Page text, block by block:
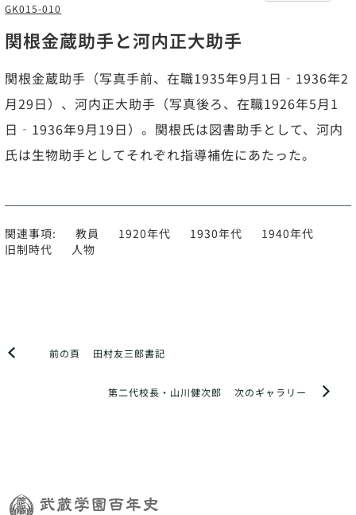
GK015-010
関根金蔵助手と河内正大助手
関根金蔵助手（写真手前、在職1935年9月1日‐1936年2
月29日）、河内正大助手（写真後ろ、在職1926年5月1
日‐1936年9月19日）。関根氏は図書助手として、河内
氏は生物助手としてそれぞれ指導補佐にあたった。
関連事項: 教員 1920年代 1930年代
1940年代
旧制時代
人物
前の頁 田村友三郎書記
次のギャラリー
第二代校長・山川健次郎